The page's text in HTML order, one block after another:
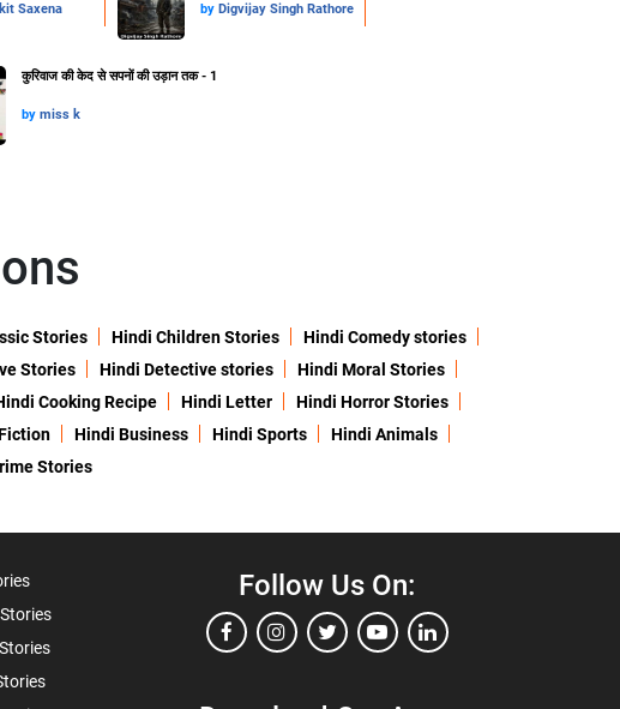
Saxena by Digvijay Singh Rathore
कुरिवाज की केद से सपनों की उड़ान तक - 1
by miss k
Stories Hindi Children Stories
Hindi Comedy stories
Stories Hindi Detective stories
Hindi Moral Stories
Cooking Recipe Hindi Letter
Hindi Horror Stories
Hindi Business Hindi Sports
Hindi Animals
Stories
Follow Us On: